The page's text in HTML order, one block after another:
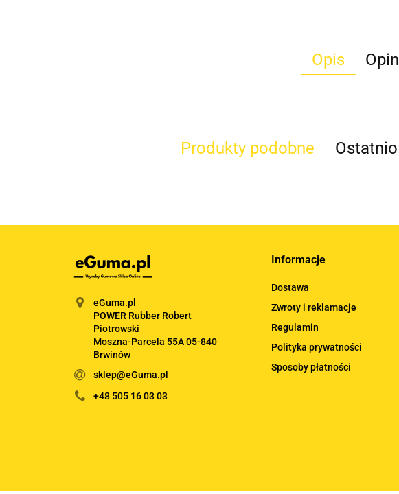
Opis
Produkty podobne
eGuma.pl
POWER Rubber Robert
Piotrowski
Moszna-Parcela 55A 05-840
Brwinów
sklep@eGuma.pl
+48 505 16 03 03
Informacje
Dostawa
Zwroty i reklamacje
Regulamin
Polityka prywatności
Sposoby płatności